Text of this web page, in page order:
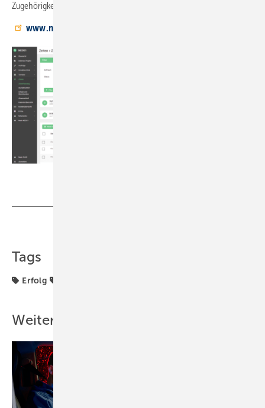
Zugehörigkeitsgefühl mit respektive zu dem Unternehmen.
www.novo-group.world/marken/­novocontrol/
Tags
Erfolg
Weitere Inhalte